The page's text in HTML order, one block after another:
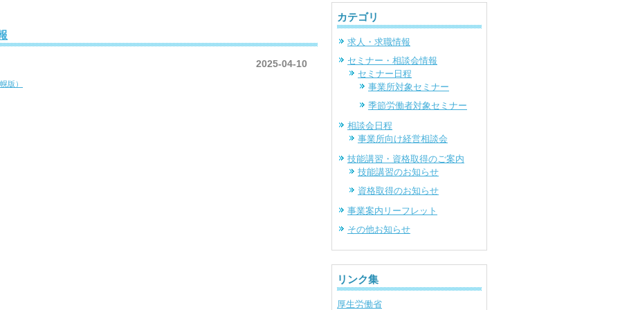
2025-04-10
版）
カテゴリ
求人・求職情報
セミナー・相談会情報
セミナー日程
事業所対象セミナー
季節労働者対象セミナー
相談会日程
事業所向け経営相談会
技能講習・資格取得のご案内
技能講習のお知らせ
資格取得のお知らせ
事業案内リーフレット
その他お知らせ
リンク集
厚生労働省